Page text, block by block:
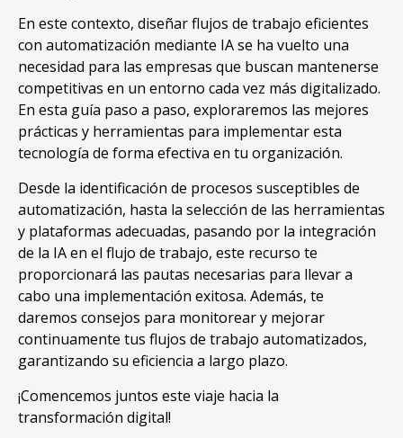
En este contexto, diseñar flujos de trabajo eficientes
con automatización mediante IA se ha vuelto una
necesidad para las empresas que buscan mantenerse
competitivas en un entorno cada vez más digitalizado.
En esta guía paso a paso, exploraremos las mejores
prácticas y herramientas para implementar esta
tecnología de forma efectiva en tu organización.
Desde la identificación de procesos susceptibles de
automatización, hasta la selección de las herramientas
y plataformas adecuadas, pasando por la integración
de la IA en el flujo de trabajo, este recurso te
proporcionará las pautas necesarias para llevar a
cabo una implementación exitosa. Además, te
daremos consejos para monitorear y mejorar
continuamente tus flujos de trabajo automatizados,
garantizando su eficiencia a largo plazo.
¡Comencemos juntos este viaje hacia la
transformación digital!